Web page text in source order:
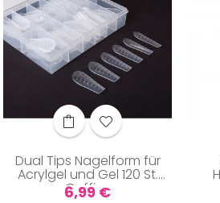
Dual Tips Nagelform für
Acrylgel und Gel 120 St.
Coffin...
Preis
6,99 €